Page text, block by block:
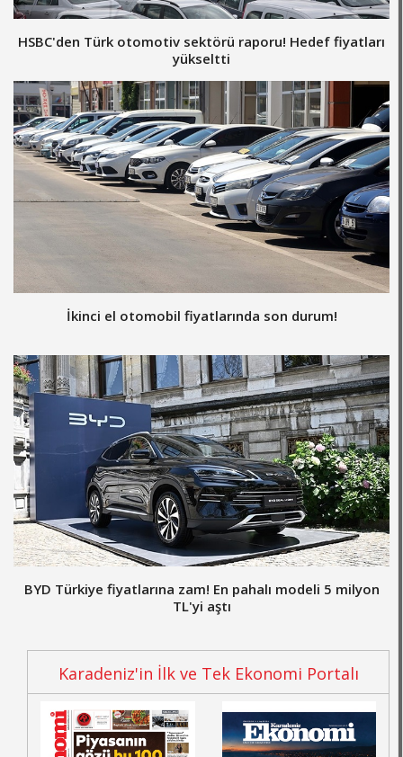
HSBC'den Türk otomotiv sektörü raporu! Hedef fiyatları
yükseltti
İkinci el otomobil fiyatlarında son durum!
BYD Türkiye fiyatlarına zam! En pahalı modeli 5 milyon
TL'yi aştı
Karadeniz'in İlk ve Tek Ekonomi Portalı